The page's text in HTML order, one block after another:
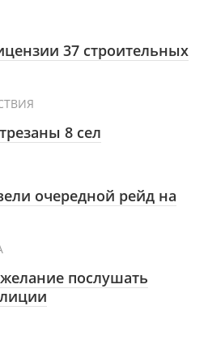
37 строительных
8 сел
очередной рейд на
послушать